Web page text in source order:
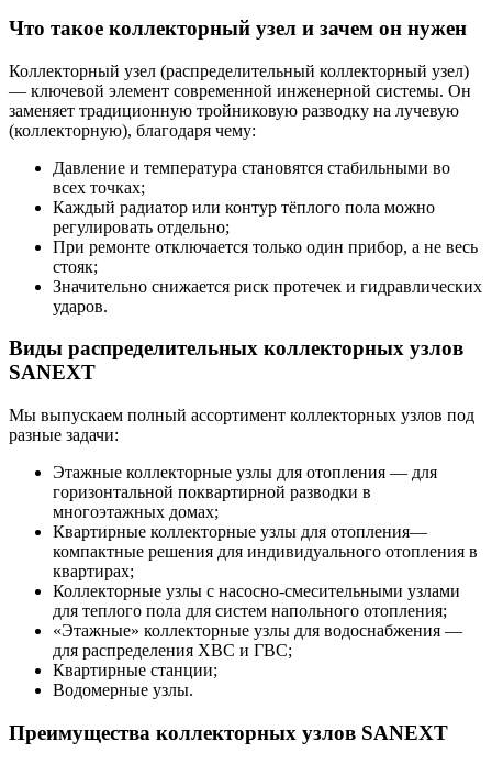
Что такое коллекторный узел и зачем он нужен
Коллекторный узел (распределительный коллекторный узел)
— ключевой элемент современной инженерной системы. Он
заменяет традиционную тройниковую разводку на лучевую
(коллекторную), благодаря чему:
Давление и температура становятся стабильными во
всех точках;
Каждый радиатор или контур тёплого пола можно
регулировать отдельно;
При ремонте отключается только один прибор, а не весь
стояк;
Значительно снижается риск протечек и гидравлических
ударов.
Виды распределительных коллекторных узлов
SANEXT
Мы выпускаем полный ассортимент коллекторных узлов под
разные задачи:
Этажные коллекторные узлы для отопления — для
горизонтальной поквартирной разводки в
многоэтажных домах;
Квартирные коллекторные узлы для отопления—
компактные решения для индивидуального отопления в
квартирах;
Коллекторные узлы с насосно-смесительными узлами
для теплого пола для систем напольного отопления;
«Этажные» коллекторные узлы для водоснабжения —
для распределения ХВС и ГВС;
Квартирные станции;
Водомерные узлы.
Преимущества коллекторных узлов SANEXT